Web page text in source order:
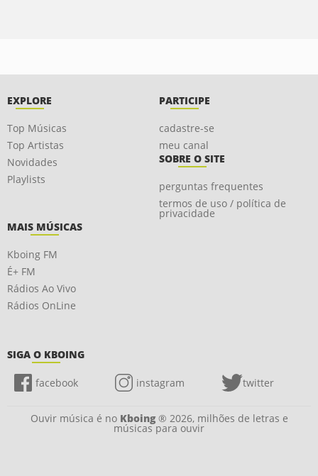
EXPLORE
Top Músicas
Top Artistas
Novidades
Playlists
PARTICIPE
cadastre-se
meu canal
SOBRE O SITE
perguntas frequentes
termos de uso / política de
privacidade
MAIS MÚSICAS
Kboing FM
É+ FM
Rádios Ao Vivo
Rádios OnLine
SIGA O KBOING
facebook instagram twitter
Ouvir música é no Kboing® 2026, milhões de letras e
músicas para ouvir